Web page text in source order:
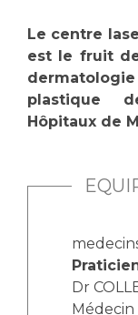
Vivre
Culture à
Les associations
Livret d'accueil
Transports
Vos droits, vos
Emplois socio-
Statuts
Stages
La recherche
Écoles et
Le centre
est le fruit
plastique
Hôpitaux de
Dr